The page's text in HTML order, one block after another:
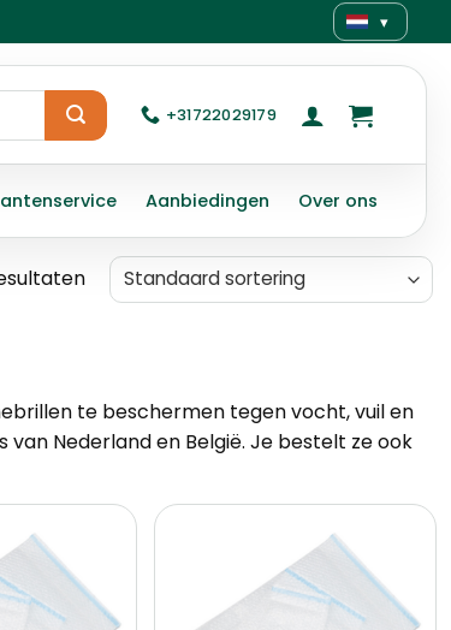
▾
+31722029179
Aanbiedingen Over ons
te beschermen tegen vocht, vuil en
Nederland en België. Je bestelt ze ook